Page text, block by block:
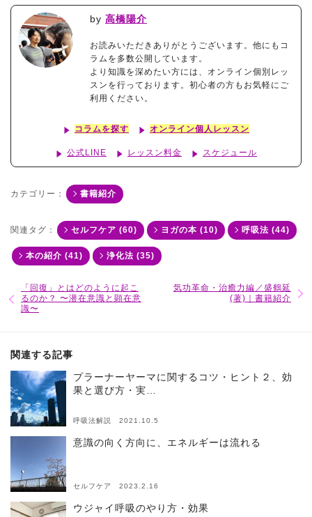
by 高橋陽介
お読みいただきありがとうございます。他にもコ
ラムを多数公開しています。
より知識を深めたい方には、オンライン個別レッ
スンを行っております。初心者の方もお気軽にご
利用ください。
コラムを探す オンライン個人レッスン
公式LINE レッスン料金 スケジュール
カテゴリー： 書籍紹介
関連タグ： セルフケア (60) ヨガの本 (10) 呼吸法 (44)
本の紹介 (41) 浄化法 (35)
「回復」とはどのように起こ
るのか？ 〜潜在意識と顕在意
識〜
気功革命・治癒力編／盛鶴延
(著)｜書籍紹介
関連する記事
プラーナーヤーマに関するコツ・ヒント２、効
果と選び方・実…
呼吸法解説 2021.10.5
意識の向く方向に、エネルギーは流れる
セルフケア 2023.2.16
ウジャイ呼吸のやり方・効果